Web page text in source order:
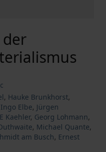
, Hauke Brunkhorst,
Ingo Elbe, Jürgen
Kaehler, Georg Lohmann,
, Michael Quante,
am Busch, Ernest